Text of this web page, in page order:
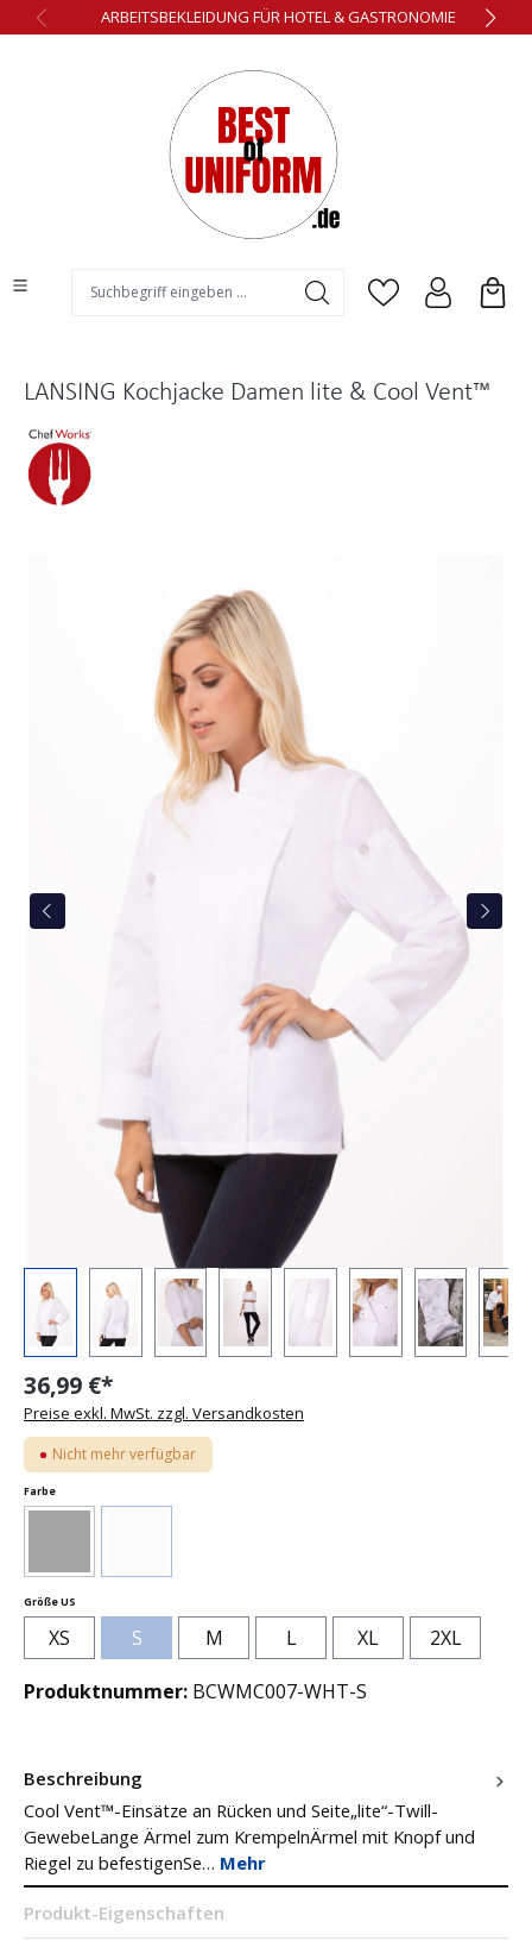
springenARBEITSBEKLEIDUNG FÜR HOTEL & GASTRONOMIE
LANSING Kochjacke Damen lite & Cool Vent™
36,99 €*
Preise exkl. MwSt. zzgl. Versandkosten
Nicht mehr verfügbar
Farbeauswählen
Größe US
XS S(Diese Option ist zurzeit nicht verfügbar.)
M L XL 2XL
Produktnummer: BCWMC007-WHT-S
Beschreibung
Cool Vent™-Einsätze an Rücken und Seite„lite“-Twill-
GewebeLange Ärmel zum KrempelnÄrmel mit Knopf und
Riegel zu befestigenSe… Mehr
Produkt-Eigenschaften